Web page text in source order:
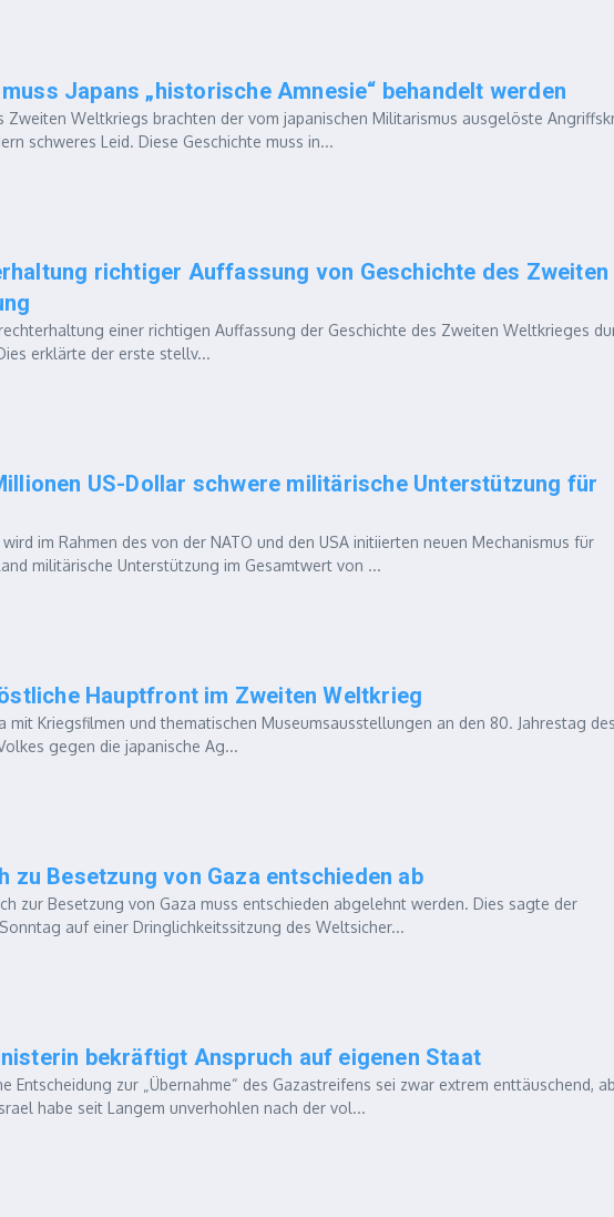
Japans „historische Amnesie“ behandelt werden
Zweiten Weltkriegs brachten der vom japanischen Militarismus ausgelöste
schweres Leid. Diese Geschichte muss in...
richtiger Auffassung von Geschichte des Zweiten
einer richtigen Auffassung der Geschichte des Zweiten Weltkrieges
erklärte der erste stellv...
US-Dollar schwere militärische Unterstützung für
im Rahmen des von der NATO und den USA initiierten neuen Mechanismus für
militärische Unterstützung im Gesamtwert von ...
Hauptfront im Zweiten Weltkrieg
mit Kriegsfilmen und thematischen Museumsausstellungen an den 80. Jahrestag
gegen die japanische Ag...
zu Besetzung von Gaza entschieden ab
zur Besetzung von Gaza muss entschieden abgelehnt werden. Dies sagte der
auf einer Dringlichkeitssitzung des Weltsicher...
bekräftigt Anspruch auf eigenen Staat
Entscheidung zur „Übernahme“ des Gazastreifens sei zwar extrem enttäuschend,
habe seit Langem unverhohlen nach der vol...